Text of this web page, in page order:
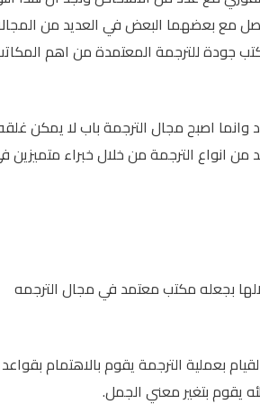
مع بعضهما البعض في العديد من
جودة للترجمة المعتمدة من اهم
اصبح مجال الترجمة باب لا يمكن
انواع الترجمة من خلال خبراء متميزين
بجعله مكتب معتمد في مجال الترجمه
بعملية الترجمة يقوم بالاهتمام بقواعد
يقوم بتغير معني الجمل.